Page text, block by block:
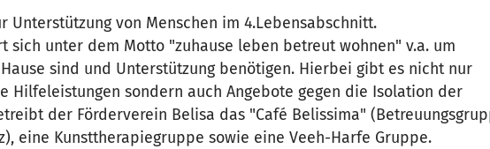
Unterstützung von Menschen im 4.Lebensabschnitt.
sich unter dem Motto "zuhause leben betreut wohnen" v.a. um
sind und Unterstützung benötigen. Hierbei gibt es nicht nur
Hilfeleistungen sondern auch Angebote gegen die Isolation der
der Förderverein Belisa das "Café Belissima"
eine Kunsttherapiegruppe sowie eine Veeh-Harfe Gruppe.